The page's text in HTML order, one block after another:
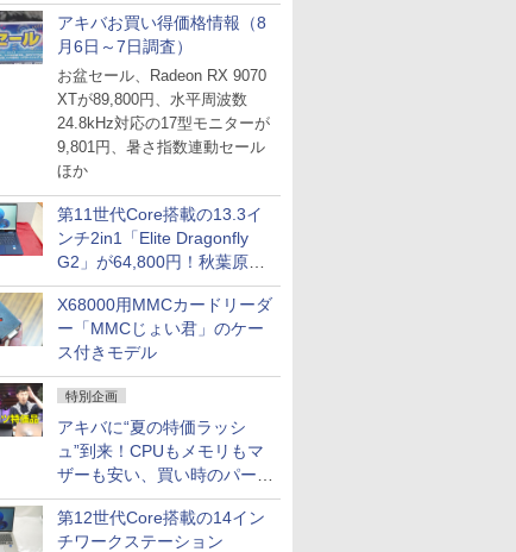
アキバお買い得価格情報（8
月6日～7日調査）
お盆セール、Radeon RX 9070
XTが89,800円、水平周波数
24.8kHz対応の17型モニターが
9,801円、暑さ指数連動セール
ほか
第11世代Core搭載の13.3イ
ンチ2in1「Elite Dragonfly
G2」が64,800円！秋葉原で
中古PCセール
X68000用MMCカードリーダ
ー「MMCじょい君」のケー
ス付きモデル
特別企画
アキバに“夏の特価ラッシ
ュ”到来！CPUもメモリもマ
ザーも安い、買い時のパーツ
は？【8月7日(金)22時配信】
第12世代Core搭載の14イン
チワークステーション